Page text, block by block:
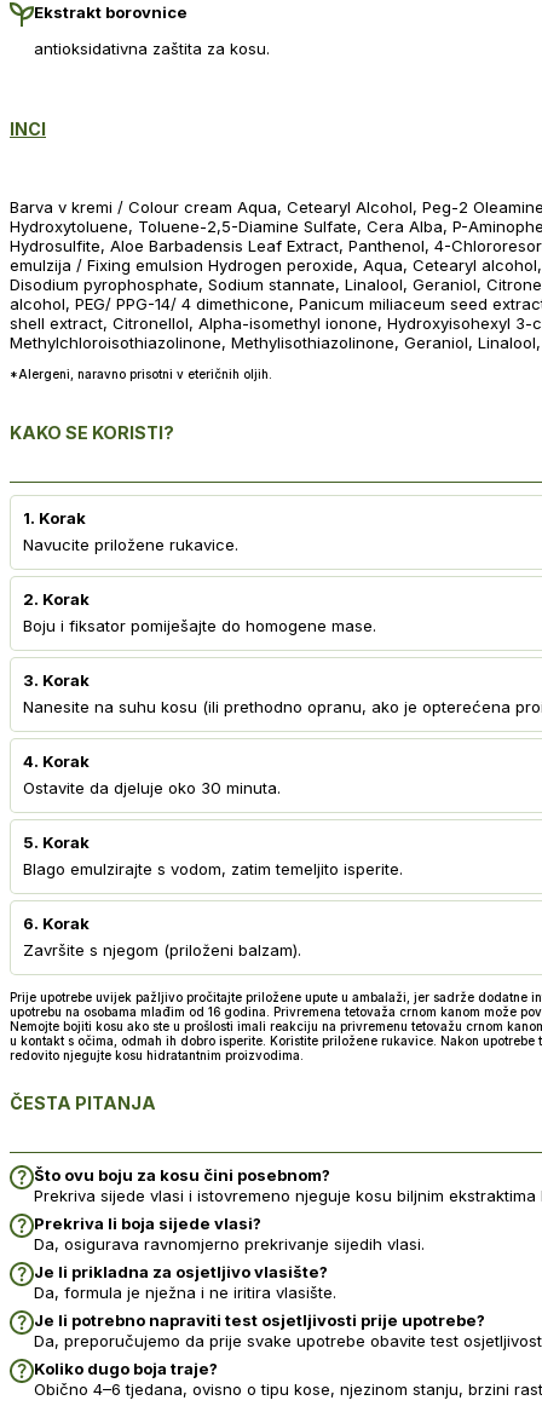
Ekstrakt borovnice
antioksidativna zaštita za kosu.
INCI
Barva v kremi / Colour cream Aqua, Cetearyl Alcohol, Peg-2
Hydroxytoluene, Toluene-2,5-Diamine Sulfate, Cera Alba, P-
Hydrosulfite, Aloe Barbadensis Leaf Extract, Panthenol, 4-
emulzija / Fixing emulsion Hydrogen peroxide, Aqua, Cetearyl
Disodium pyrophosphate, Sodium stannate, Linalool, Geraniol,
alcohol, PEG/ PPG-14/ 4 dimethicone, Panicum miliaceum seed
shell extract, Citronellol, Alpha-isomethyl ionone, Hydroxyisohexyl
Methylchloroisothiazolinone, Methylisothiazolinone, Geraniol,
*Alergeni, naravno prisotni v eteričnih oljih.
KAKO SE KORISTI?
1. Korak
Navucite priložene rukavice.
2. Korak
Boju i fiksator pomiješajte do homogene mase.
3. Korak
Nanesite na suhu kosu (ili prethodno opranu, ako je opterećena
4. Korak
Ostavite da djeluje oko 30 minuta.
5. Korak
Blago emulzirajte s vodom, zatim temeljito isperite.
6. Korak
Završite s njegom (priloženi balzam).
Prije upotrebe uvijek pažljivo pročitajte priložene upute u ambalaži, jer sadrže
upotrebu na osobama mlađim od 16 godina. Privremena tetovaža crnom kanom može
Nemojte bojiti kosu ako ste u prošlosti imali reakciju na privremenu tetovažu crnom
u kontakt s očima, odmah ih dobro isperite. Koristite priložene rukavice. Nakon
redovito njegujte kosu hidratantnim proizvodima.
ČESTA PITANJA
Što ovu boju za kosu čini posebnom?
Prekriva sijede vlasi i istovremeno njeguje kosu biljnim
Prekriva li boja sijede vlasi?
Da, osigurava ravnomjerno prekrivanje sijedih vlasi.
Je li prikladna za osjetljivo vlasište?
Da, formula je nježna i ne iritira vlasište.
Je li potrebno napraviti test osjetljivosti prije upotrebe?
Da, preporučujemo da prije svake upotrebe obavite test
Koliko dugo boja traje?
Obično 4–6 tjedana, ovisno o tipu kose, njezinom stanju, brzini